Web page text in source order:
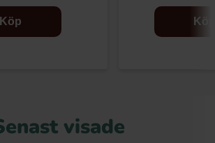
Köp Köp
visade